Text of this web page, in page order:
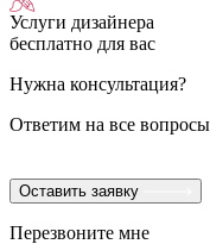
Услуги дизайнера
бесплатно для вас
Нужна консультация?
Ответим на все
Оставить заявку
Перезвоните мне